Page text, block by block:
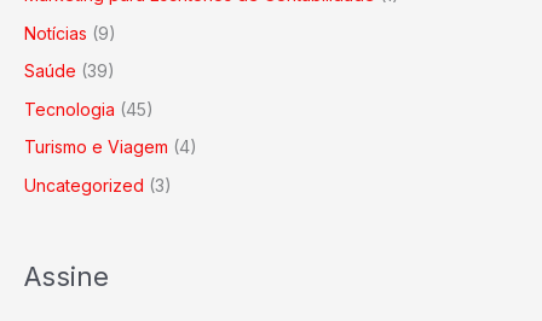
Notícias (9)
Saúde (39)
Tecnologia (45)
Turismo e Viagem (4)
Uncategorized (3)
Assine